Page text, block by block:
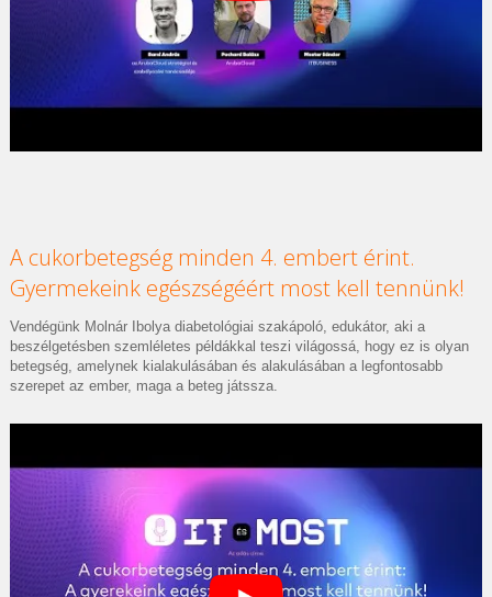
A cukorbetegség minden 4. embert érint.
Gyermekeink egészségéért most kell tennünk!
Vendégünk Molnár Ibolya diabetológiai szakápoló, edukátor, aki a
beszélgetésben szemléletes példákkal teszi világossá, hogy ez is olyan
betegség, amelynek kialakulásában és alakulásában a legfontosabb
szerepet az ember, maga a beteg játssza.